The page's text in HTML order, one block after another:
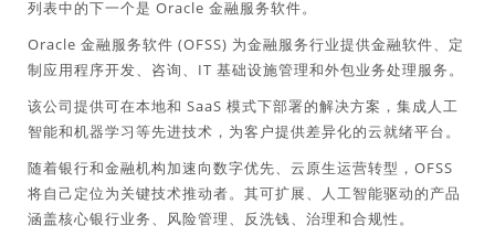
列表中的下一个是 Oracle 金融服务软件。
Oracle 金融服务软件 (OFSS) 为金融服务行业提供金融软件、定
制应用程序开发、咨询、IT 基础设施管理和外包业务处理服务。
该公司提供可在本地和 SaaS 模式下部署的解决方案，集成人工
智能和机器学习等先进技术，为客户提供差异化​​的云就绪平台。
随着银行和金融机构加速向数字优先、云原生运营转型，OFSS
将自己定位为关键技术推动者。其可扩展、人工智能驱动的产品
涵盖核心银行业务、风险管理、反洗钱、治理和合规性。